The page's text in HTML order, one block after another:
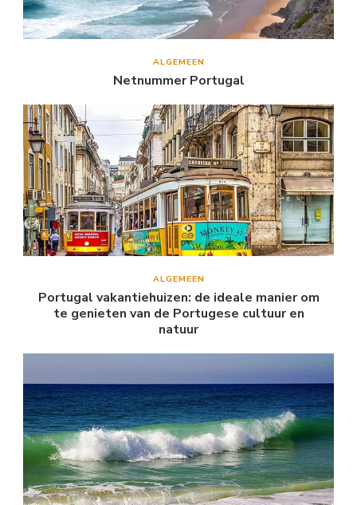
ALGEMEEN
Netnummer Portugal
ALGEMEEN
Portugal vakantiehuizen: de ideale manier om
te genieten van de Portugese cultuur en
natuur